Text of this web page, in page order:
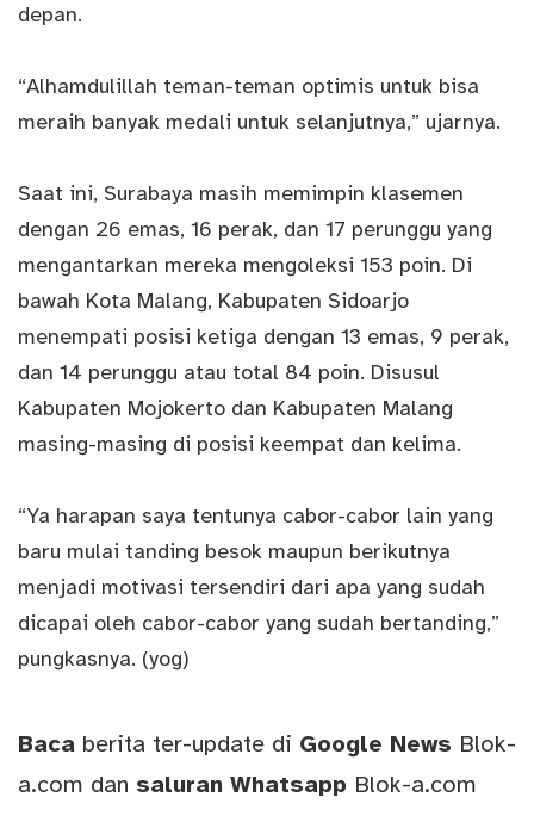
depan.
“Alhamdulillah teman-teman optimis untuk bisa
meraih banyak medali untuk selanjutnya,” ujarnya.
Saat ini, Surabaya masih memimpin klasemen
dengan 26 emas, 16 perak, dan 17 perunggu yang
mengantarkan mereka mengoleksi 153 poin. Di
bawah Kota Malang, Kabupaten Sidoarjo
menempati posisi ketiga dengan 13 emas, 9 perak,
dan 14 perunggu atau total 84 poin. Disusul
Kabupaten Mojokerto dan Kabupaten Malang
masing-masing di posisi keempat dan kelima.
“Ya harapan saya tentunya cabor-cabor lain yang
baru mulai tanding besok maupun berikutnya
menjadi motivasi tersendiri dari apa yang sudah
dicapai oleh cabor-cabor yang sudah bertanding,”
pungkasnya. (yog)
Baca berita ter-update di Google News Blok-
a.com dan saluran Whatsapp Blok-a.com